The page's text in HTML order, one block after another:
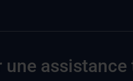
assistance